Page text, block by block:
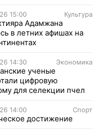
15:00 Культура
Адамжана
в летних афишах на
14:30 Экономика
ученые
цифровую
для селекции пчел
14:00 Спорт
достижение